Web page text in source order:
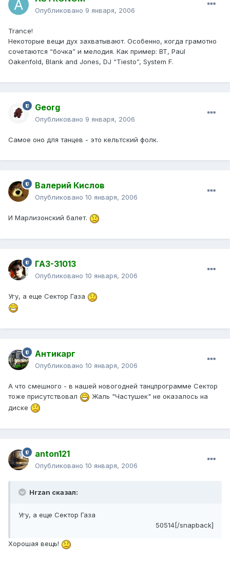
Опубликовано 9 января, 2006
Trance!
Некоторые вещи дух захватывают. Особенно, когда грамотно
сочетаются “бочка” и мелодия. Как пример: BT, Paul
Oakenfold, Blank and Jones, DJ “Tiesto”, System F.
Georg
Опубликовано 9 января, 2006
Самое оно для танцев - это кельтский фолк.
Валерий Кислов
Опубликовано 10 января, 2006
И Марлизонский балет.
ГАЗ-31013
Опубликовано 10 января, 2006
Угу, а еще Сектор Газа
Антикарг
Опубликовано 10 января, 2006
А что смешного - в нашей новогодней танцпрограмме Сектор
тоже присутствовал
Жаль "Частушек" не оказалось на
диске
anton121
Опубликовано 10 января, 2006
Hrzan сказал:
Угу, а еще Сектор Газа
50514[/snapback]
Хорошая вещь!